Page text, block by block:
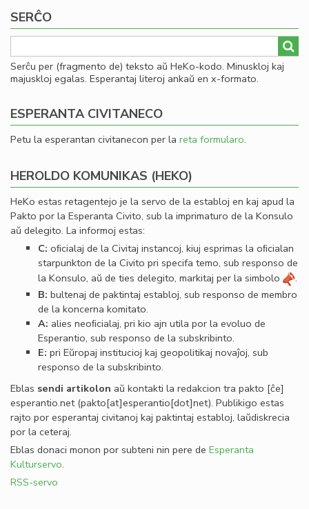
SERĈO
Serĉu per (fragmento de) teksto aŭ HeKo-kodo. Minuskloj kaj
majuskloj egalas. Esperantaj literoj ankaŭ en x-formato.
ESPERANTA CIVITANECO
Petu la esperantan civitanecon per la reta formularo.
HEROLDO KOMUNIKAS (HEKO)
HeKo estas retagentejo je la servo de la establoj en kaj apud la
Pakto por la Esperanta Civito, sub la imprimaturo de la Konsulo
aŭ delegito. La informoj estas:
C: oﬁcialaj de la Civitaj instancoj, kiuj esprimas la oﬁcialan
starpunkton de la Civito pri specifa temo, sub responso de
la Konsulo, aŭ de ties delegito, markitaj per la simbolo
.
B: bultenaj de paktintaj establoj, sub responso de membro
de la koncerna komitato.
A: alies neoﬁcialaj, pri kio ajn utila por la evoluo de
Esperantio, sub responso de la subskribinto.
E: pri Eŭropaj institucioj kaj geopolitikaj novaĵoj, sub
responso de la subskribinto.
Eblas sendi artikolon aŭ kontakti la redakcion tra pakto [ĉe]
esperantio.net(pakto[at]esperantio[dot]net). Publikigo estas
rajto por esperantaj civitanoj kaj paktintaj establoj, laŭdiskrecia
por la ceteraj.
Eblas donaci monon por subteni nin pere de Esperanta
Kulturservo.
RSS-servo